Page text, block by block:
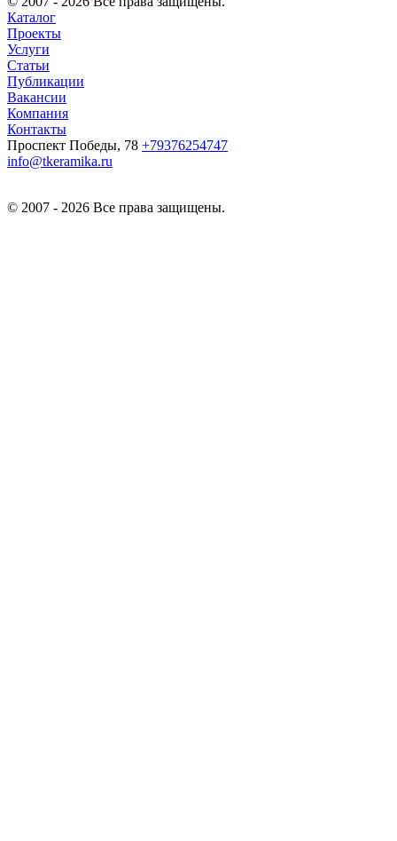
Каталог
Проекты
Услуги
Статьи
Публикации
Вакансии
Компания
Контакты
Проспект Победы, 78 +79376254747
info@tkeramika.ru
© 2007 - 2026 Все права защищены.